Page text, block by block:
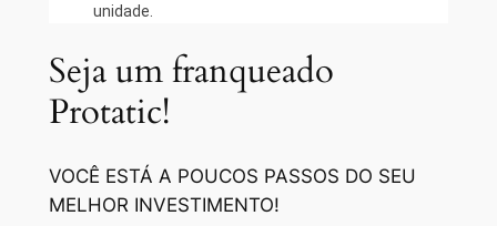
unidade.
Seja um franqueado
Protatic!
VOCÊ ESTÁ A POUCOS PASSOS DO SEU
MELHOR INVESTIMENTO!